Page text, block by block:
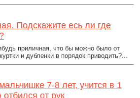
Подскажите есь ли где
приличная, что бы можно было от
и дубленки в порядок приводить?...
7-8 лет, учится в 1
от рук